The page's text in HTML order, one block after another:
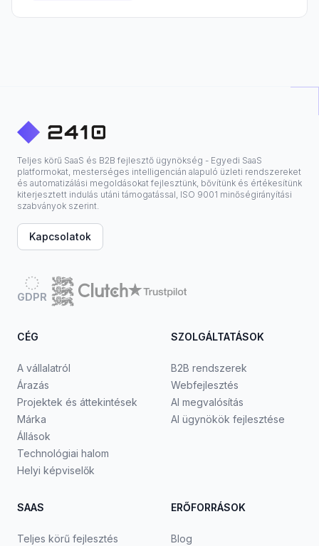
Teljes körű SaaS és B2B fejlesztő ügynökség - Egyedi SaaS
platformokat, mesterséges intelligencián alapuló üzleti rendszereket
és automatizálási megoldásokat fejlesztünk, bővítünk és értékesítünk
kiterjesztett indulás utáni támogatással, ISO 9001 minőségirányítási
szabványok szerint.
Kapcsolatok
GDPR
CÉG
A vállalatról
Árazás
Projektek és áttekintések
Márka
Állások
Technológiai halom
Helyi képviselők
SZOLGÁLTATÁSOK
B2B rendszerek
Webfejlesztés
AI megvalósítás
AI ügynökök fejlesztése
SAAS
Teljes körű fejlesztés
ERŐFORRÁSOK
Blog